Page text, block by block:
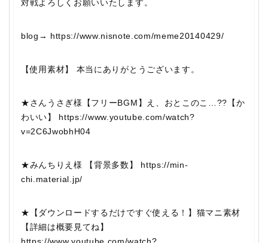
対戦よろしくお願いいたします。
blog→ https://www.nisnote.com/meme20140429/
【使用素材】 本当にありがとうございます。
★さんうさぎ様【フリーBGM】え、おとこのこ…??【か
わいい】 https://www.youtube.com/watch?
v=2C6JwobhH04
★みんちりえ様 【背景多数】 https://min-
chi.material.jp/
★【ダウンロードするだけですぐ使える！】猫マニ素材
【詳細は概要見てね】